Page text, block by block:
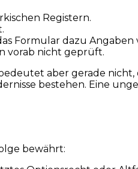
Registern.
Formular dazu Angaben
vorab nicht geprüft.
aber gerade
bestehen. Eine
bewährt: